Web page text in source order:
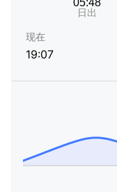
现在
19:07